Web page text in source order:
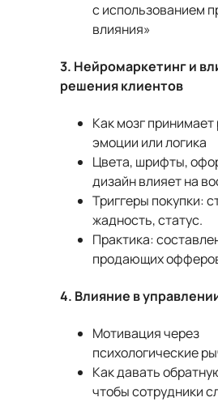
с использованием
влияния»
3. Нейромаркетинг и
решения клиентов
Как мозг
эмоции или логика
Цвета, шрифты,
дизайн влияет на
Триггеры покупки:
жадность, статус.
Практика:
продающих
4. Влияние в
Мотивация через
психологические
Как давать
чтобы сотрудники